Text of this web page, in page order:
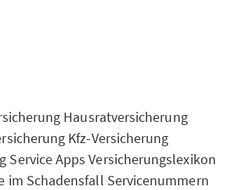
Hausratversicherung
Kfz-Versicherung
Service Apps Versicherungslexikon
im Schadensfall Servicenummern